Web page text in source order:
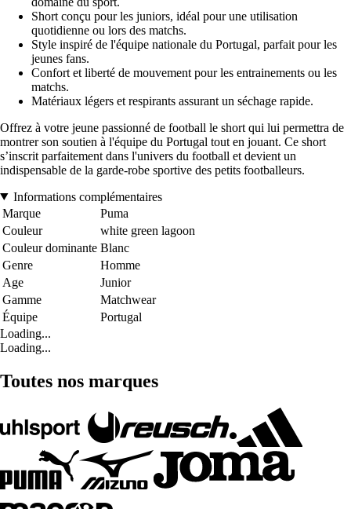
Short conçu pour les juniors, idéal pour une utilisation
quotidienne ou lors des matchs.
Style inspiré de l'équipe nationale du Portugal, parfait pour les
jeunes fans.
Confort et liberté de mouvement pour les entrainements ou les
matchs.
Matériaux légers et respirants assurant un séchage rapide.
Offrez à votre jeune passionné de football le short qui lui permettra de
montrer son soutien à l'équipe du Portugal tout en jouant. Ce short
s’inscrit parfaitement dans l'univers du football et devient un
indispensable de la garde-robe sportive des petits footballeurs.
Informations complémentaires
Marque
Puma
Couleur
white green lagoon
Couleur dominante Blanc
Genre
Homme
Age
Junior
Gamme
Matchwear
Équipe
Portugal
Loading...
Loading...
Toutes nos marques